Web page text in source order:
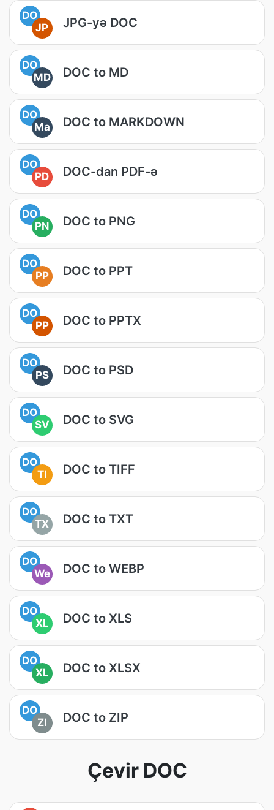
DO
JP
JPG-yə DOC
DO
MD
DOC to MD
DO
Ma
DOC to MARKDOWN
DO
PD
DOC-dan PDF-ə
DO
PN
DOC to PNG
DO
PP
DOC to PPT
DO
PP
DOC to PPTX
DO
PS
DOC to PSD
DO
SV
DOC to SVG
DO
TI
DOC to TIFF
DO
TX
DOC to TXT
DO
We
DOC to WEBP
DO
XL
DOC to XLS
DO
XL
DOC to XLSX
DO
ZI
DOC to ZIP
Çevir DOC